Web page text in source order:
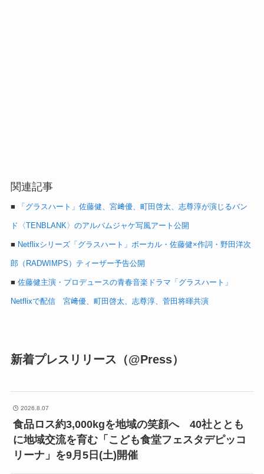
関連記事
■ 「グラスハート」佐藤健、宮﨑優、町田啓太、志尊淳が演じるバン
ド〈TENBLANK〉のアルバムジャケ写風アート公開
■ Netflixシリーズ「グラスハート」ボーカル・佐藤健×作詞・野田洋次
郎（RADWIMPS）ティーザー予告公開
■ 佐藤健主演・プロデュースの青春音楽ドラマ「グラスハート」
Netflixで配信 宮﨑優、町田啓太、志尊淳、菅田将暉共演
新着プレスリリース（@Press）
2026.8.07
食品ロス約3,000kgを地域の笑顔へ 40社ととも
に地域交流を育む「こども食堂フェスタデピッコ
リーナ」を9月5日(土)開催